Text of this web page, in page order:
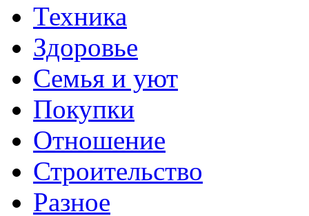
Техника
Здоровье
Семья и уют
Покупки
Отношение
Строительство
Разное